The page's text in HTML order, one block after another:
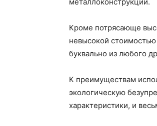
Кроме потрясающе
невысокой
буквально из любого
К преимуществам
экологическую
характеристики, и